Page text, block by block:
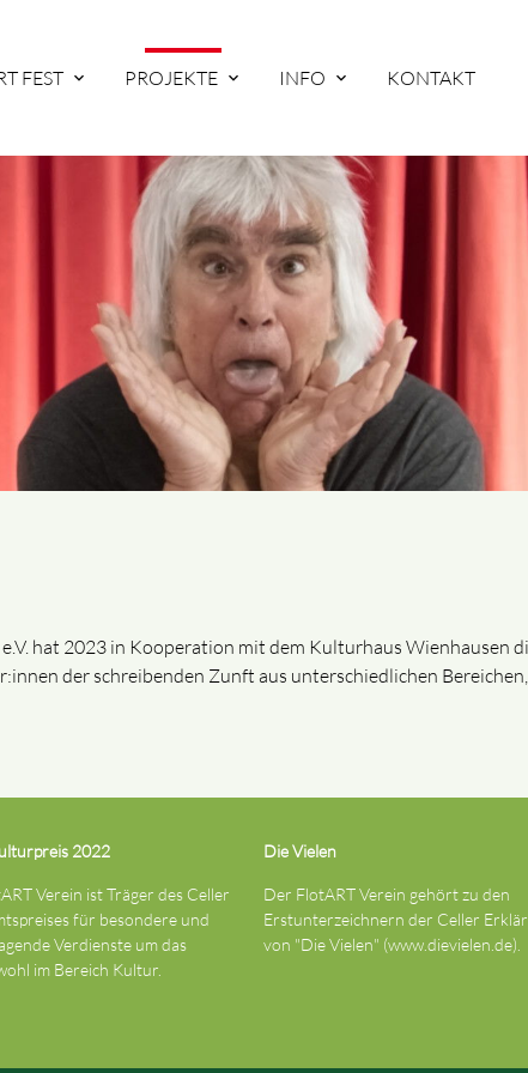
FEST PROJEKTE INFO KONTAKT
hat 2023 in Kooperation mit dem Kulturhaus Wienhausen
der schreibenden Zunft aus unterschiedlichen
2022
Verein ist Träger des Celler
für besondere und
Verdienste um das
im Bereich Kultur.
Die Vielen
Der FlotART Verein gehört zu den
Erstunterzeichnern der Celler
von "Die Vielen" (www.dievielen.de).